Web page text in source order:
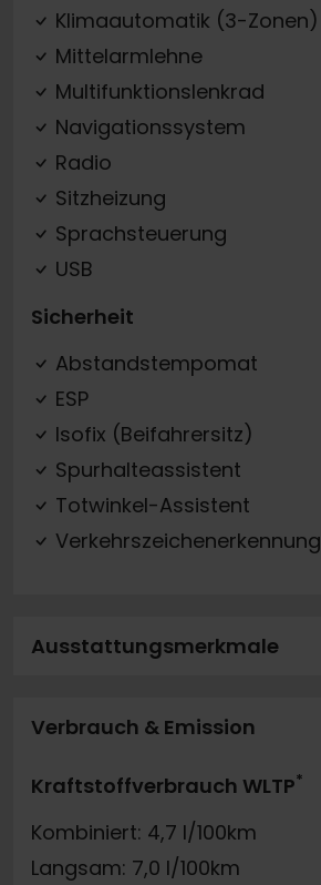
Klimaautomatik (3-Zonen)
Mittelarmlehne
Multifunktionslenkrad
Navigationssystem
Radio
Sitzheizung
Sprachsteuerung
USB
Sicherheit
Abstandstempomat
ESP
Isofix (Beifahrersitz)
Spurhalteassistent
Totwinkel-Assistent
Verkehrszeichenerkennung
Ausstattungsmerkmale
Verbrauch & Emission
Kraftstoffverbrauch WLTP*
Kombiniert: 4,7 l/100km
Langsam: 7,0 l/100km